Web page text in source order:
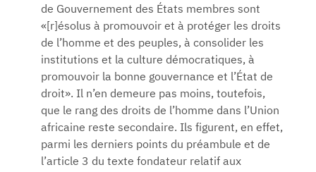
de Gouvernement des États membres sont
«[r]ésolus à promouvoir et à protéger les droits
de l’homme et des peuples, à consolider les
institutions et la culture démocratiques, à
promouvoir la bonne gouvernance et l’État de
droit». Il n’en demeure pas moins, toutefois,
que le rang des droits de l’homme dans l’Union
africaine reste secondaire. Ils figurent, en effet,
parmi les derniers points du préambule et de
l’article 3 du texte fondateur relatif aux